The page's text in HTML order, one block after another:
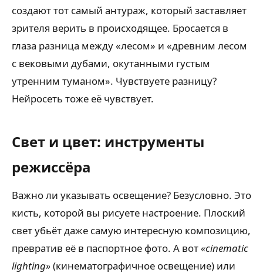
создают тот самый антураж, который заставляет
зрителя верить в происходящее. Бросается в
глаза разница между «лесом» и «древним лесом
с вековыми дубами, окутанными густым
утренним туманом». Чувствуете разницу?
Нейросеть тоже её чувствует.
Свет и цвет: инструменты
режиссёра
Важно ли указывать освещение? Безусловно. Это
кисть, которой вы рисуете настроение. Плоский
свет убьёт даже самую интересную композицию,
превратив её в паспортное фото. А вот«cinematic
lighting»(кинематографичное освещение) или